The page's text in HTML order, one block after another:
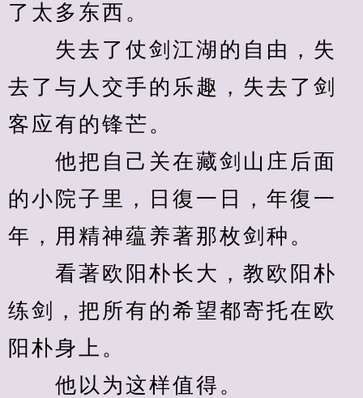
了太多东西。
失去了仗剑江湖的自由，失
去了与人交手的乐趣，失去了剑
客应有的锋芒。
他把自己关在藏剑山庄后面
的小院子里，日復一日，年復一
年，用精神蕴养著那枚剑种。
看著欧阳朴长大，教欧阳朴
练剑，把所有的希望都寄托在欧
阳朴身上。
他以为这样值得。